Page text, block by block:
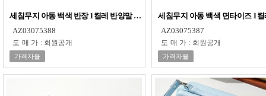
세침무지 아동 백색 반장 1켤레 반양말 흰색양말
AZ03075388
도매가 : 회원공개
가격자율
세침무지 아동 백색 면타이즈 1
AZ03075387
도매가 : 회원공개
가격자율